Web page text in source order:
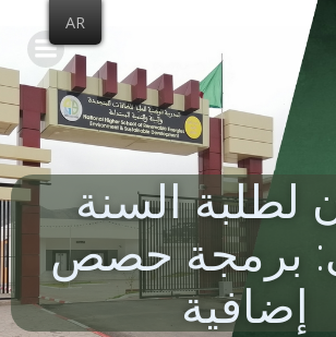
content
لطلبة السنة
برمجة حصص
إضافية
AR